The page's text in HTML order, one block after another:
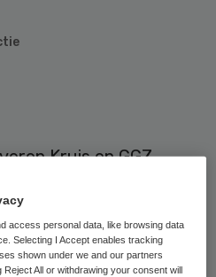
Kruis en GGZ
met een looptijd tot
kan de
gezondheidszorg
access personal data, like browsing data
Selecting I Accept enables tracking
shown under we and our partners
All or withdrawing your consent will